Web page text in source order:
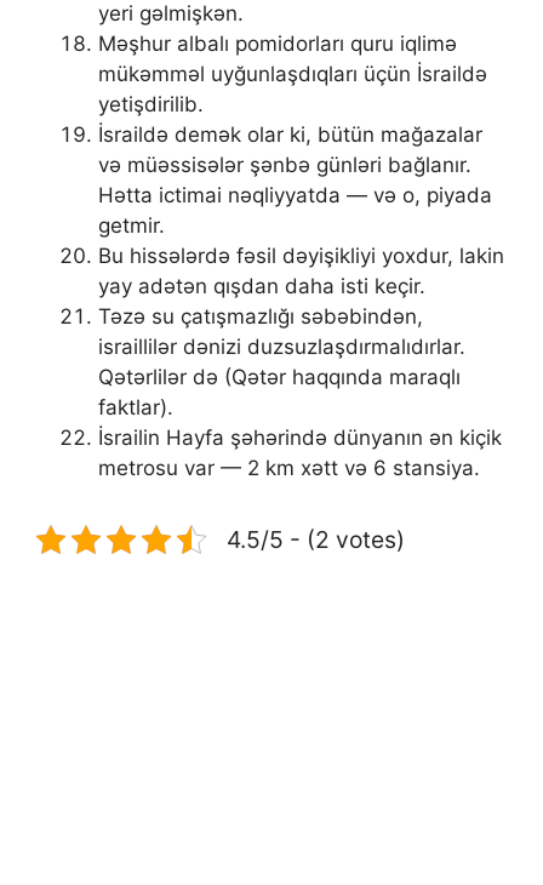
yeri gəlmişkən.
Məşhur albalı pomidorları quru iqlimə
mükəmməl uyğunlaşdıqları üçün İsraildə
yetişdirilib.
İsraildə demək olar ki, bütün mağazalar
və müəssisələr şənbə günləri bağlanır.
Hətta ictimai nəqliyyatda — və o, piyada
getmir.
Bu hissələrdə fəsil dəyişikliyi yoxdur, lakin
yay adətən qışdan daha isti keçir.
Təzə su çatışmazlığı səbəbindən,
israillilər dənizi duzsuzlaşdırmalıdırlar.
Qətərlilər də (Qətər haqqında maraqlı
faktlar).
İsrailin Hayfa şəhərində dünyanın ən kiçik
metrosu var — 2 km xətt və 6 stansiya.
4.5/5 - (2 votes)